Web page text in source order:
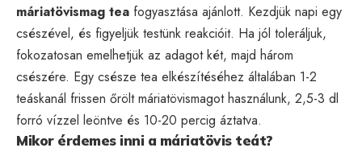
máriatövismag tea fogyasztása ajánlott. Kezdjük napi egy
csészével, és figyeljük testünk reakcióit. Ha jól toleráljuk,
fokozatosan emelhetjük az adagot két, majd három
csészére. Egy csésze tea elkészítéséhez általában 1-2
teáskanál frissen őrölt máriatövismagot használunk, 2,5-3 dl
forró vízzel leöntve és 10-20 percig áztatva.
Mikor érdemes inni a máriatövis teát?